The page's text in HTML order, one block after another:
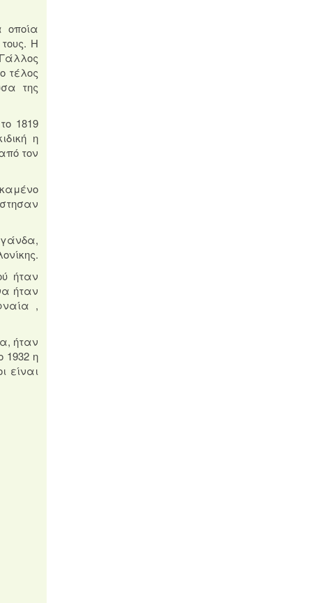
οποία
Η
τέλος
της
1819
η
τον
ήταν
ήταν
,
ήταν
1932 η
είναι